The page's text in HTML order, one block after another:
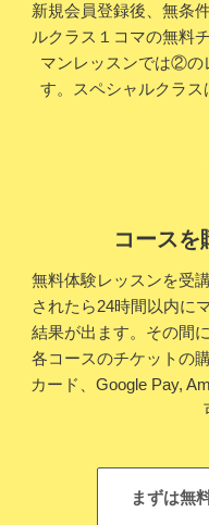
新規会員登録後、無条
ルクラス１コマの無料
マンレッスンでは②の
す。スペシャルクラス
コースを
無料体験レッスンを受
されたら24時間以内に
結果が出ます。その間
各コースのチケットの
カード、Google Pay,
まずは無